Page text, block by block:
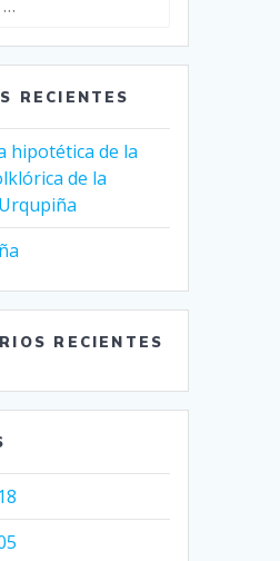
RECIENTES
hipotética de la
de la
RECIENTES